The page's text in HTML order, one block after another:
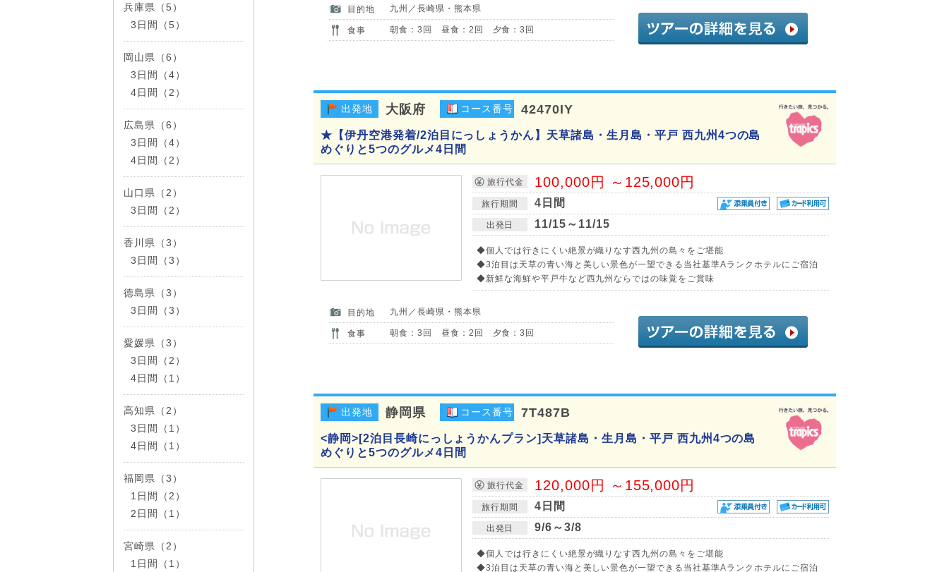
目的地 九州／長崎県・熊本県
食事 朝食：3回 昼食：2回 夕食：3回
出発地 大阪府 コース番号 42470IY
★【伊丹空港発着/2泊目にっしょうかん】天草諸島・生月島・平戸 西九州4つの島
めぐりと5つのグルメ4日間
旅行代金 100,000円 ～125,000円
旅行期間 4日間
出発日 11/15～11/15
◆個人では行きにくい絶景が織りなす西九州の島々をご堪能
◆3泊目は天草の青い海と美しい景色が一望できる当社基準Aランクホテルにご宿泊
◆新鮮な海鮮や平戸牛など西九州ならではの味覚をご賞味
目的地 九州／長崎県・熊本県
食事 朝食：3回 昼食：2回 夕食：3回
出発地 静岡県 コース番号 7T487B
<静岡>[2泊目長崎にっしょうかんプラン]天草諸島・生月島・平戸 西九州4つの島
めぐりと5つのグルメ4日間
旅行代金 120,000円 ～155,000円
旅行期間 4日間
出発日 9/6～3/8
◆個人では行きにくい絶景が織りなす西九州の島々をご堪能
◆3泊目は天草の青い海と美しい景色が一望できる当社基準Aランクホテルにご宿泊
兵庫県（5）
3日間（5）
岡山県（6）
3日間（4）
4日間（2）
広島県（6）
3日間（4）
4日間（2）
山口県（2）
3日間（2）
香川県（3）
3日間（3）
徳島県（3）
3日間（3）
愛媛県（3）
3日間（2）
4日間（1）
高知県（2）
3日間（1）
4日間（1）
福岡県（3）
1日間（2）
2日間（1）
宮崎県（2）
1日間（1）